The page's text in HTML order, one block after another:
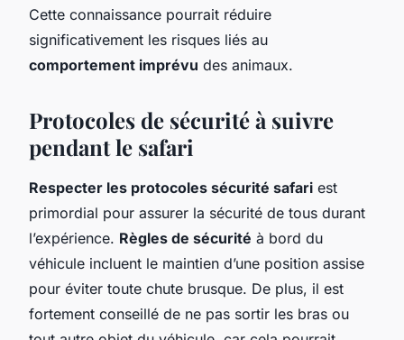
Cette connaissance pourrait réduire
significativement les risques liés au
comportement imprévu des animaux.
Protocoles de sécurité à suivre
pendant le safari
Respecter les protocoles sécurité safari est
primordial pour assurer la sécurité de tous durant
l’expérience. Règles de sécurité à bord du
véhicule incluent le maintien d’une position assise
pour éviter toute chute brusque. De plus, il est
fortement conseillé de ne pas sortir les bras ou